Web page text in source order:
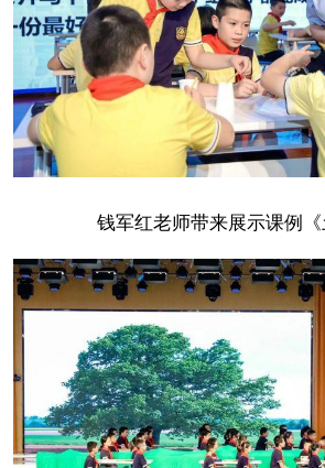
钱军红老师带来展示课例《